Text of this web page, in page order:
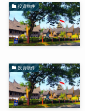
投資物件
投資物件